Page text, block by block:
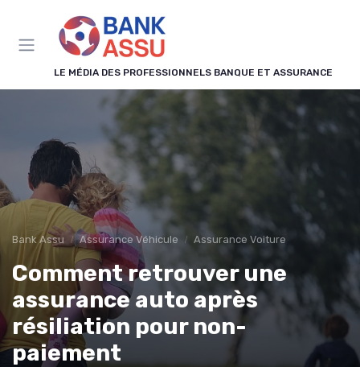
LE MÉDIA DES PROFESSIONNELS BANQUE ET ASSURANCE
Bank Assu Assurance Véhicule Assurance Voiture
Comment retrouver une
assurance auto après
résiliation pour non-
paiement